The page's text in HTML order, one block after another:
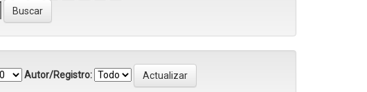
Autor/Registro: